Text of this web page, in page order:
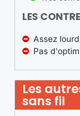
LES
Assez
Pas
Les
sans fil